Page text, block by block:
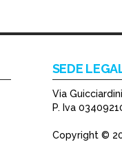
SEDE
Via
P. Iva
Copyright ©